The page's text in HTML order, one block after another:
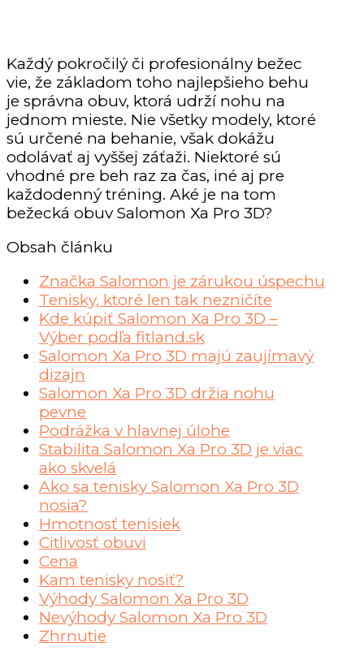
Každý pokročilý či profesionálny bežec
vie, že základom toho najlepšieho behu
je správna obuv, ktorá udrží nohu na
jednom mieste. Nie všetky modely, ktoré
sú určené na behanie, však dokážu
odolávať aj vyššej záťaži. Niektoré sú
vhodné pre beh raz za čas, iné aj pre
každodenný tréning. Aké je na tom
bežecká obuv Salomon Xa Pro 3D?
Obsah článku
Značka Salomon je zárukou úspechu
Tenisky, ktoré len tak nezničíte
Kde kúpiť Salomon Xa Pro 3D –
Výber podľa fitland.sk
Salomon Xa Pro 3D majú zaujímavý
dizajn
Salomon Xa Pro 3D držia nohu
pevne
Podrážka v hlavnej úlohe
Stabilita Salomon Xa Pro 3D je viac
ako skvelá
Ako sa tenisky Salomon Xa Pro 3D
nosia?
Hmotnosť tenisiek
Citlivosť obuvi
Cena
Kam tenisky nosiť?
Výhody Salomon Xa Pro 3D
Nevýhody Salomon Xa Pro 3D
Zhrnutie